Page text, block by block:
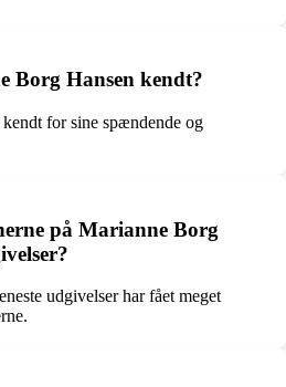
Borg Hansen kendt?
for sine spændende og
på Marianne Borg
udgivelser har fået meget